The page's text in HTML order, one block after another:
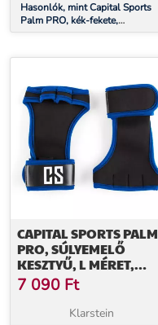
Hasonlók, mint Capital Sports
Palm PRO, kék-fekete,
súlyemelő kesztyű, S méretű
CAPITAL SPORTS PALM
PRO, SÚLYEMELŐ
KESZTYŰ, L MÉRET,
KÉK-FEKETE
7 090 Ft
Klarstein